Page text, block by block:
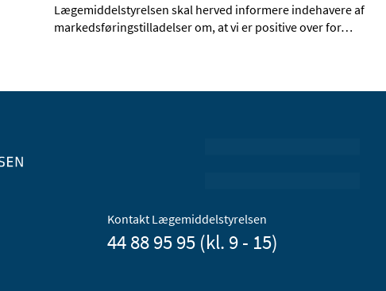
Lægemiddelstyrelsen skal herved informere indehavere af
markedsføringstilladelser om, at vi er positive over for…
Kontakt Lægemiddelstyrelsen
44 88 95 95 (kl. 9 - 15)